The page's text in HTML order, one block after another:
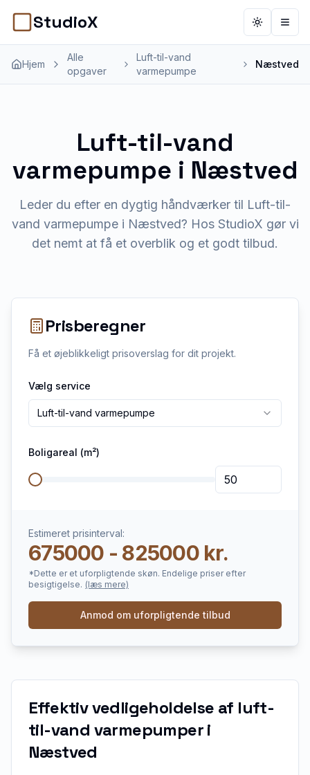
StudioX ToggleÅbn
Hjem
Alle
opgaver
Luft-til-vand
varmepumpe
Næstved
Luft-til-vand
varmepumpe i Næstved
Leder du efter en dygtig håndværker til Luft-til-
vand varmepumpe i Næstved? Hos StudioX gør vi
det nemt at få et overblik og et godt tilbud.
Prisberegner
Få et øjeblikkeligt prisoverslag for dit projekt.
Vælg service
Luft-til-vand varmepumpe
Boligareal (m²)
Estimeret prisinterval:
675000 - 825000 kr.
*Dette er et uforpligtende skøn. Endelige priser efter
besigtigelse. (læs mere)
Anmod om uforpligtende tilbud
Effektiv vedligeholdelse af luft-
til-vand varmepumper i
Næstved